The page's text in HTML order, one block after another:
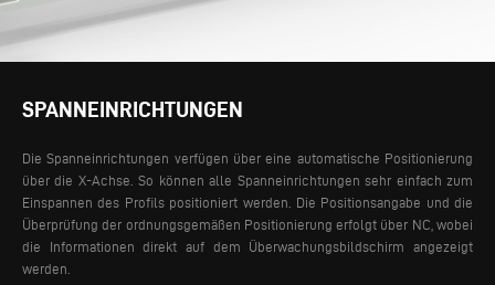
SPANNEINRICHTUNGEN
Die Spanneinrichtungen verfügen über eine automatische Positionierung
über die X-Achse. So können alle Spanneinrichtungen sehr einfach zum
Einspannen des Profils positioniert werden. Die Positionsangabe und die
Überprüfung der ordnungsgemäßen Positionierung erfolgt über NC, wobei
die Informationen direkt auf dem Überwachungsbildschirm angezeigt
werden.